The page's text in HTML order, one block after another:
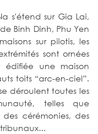
s'étend sur Gia Lai,
Binh Dinh, Phu Yen
sur pilotis, les
sont ornées
une maison
toits “arc-en-ciel”.
déroulent toutes les
telles que
cérémonies, des